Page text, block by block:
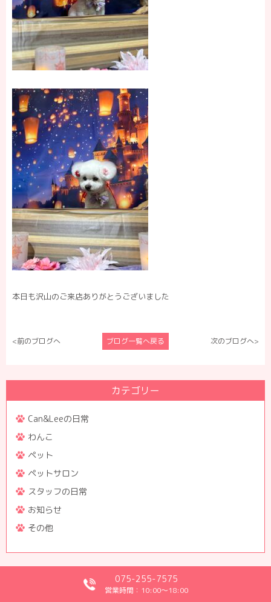
本日も沢山のご来店ありがとうございました
<前のブログへ ブログ一覧へ戻る 次のブログへ>
カテゴリー
Can&Leeの日常
わんこ
ペット
ペットサロン
スタッフの日常
お知らせ
その他
月別
075-255-7575
営業時間：10:00～18:00